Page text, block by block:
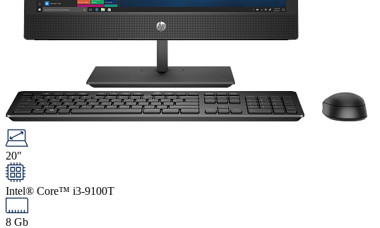
20"
Intel® Core™ i3-9100T
8 Gb